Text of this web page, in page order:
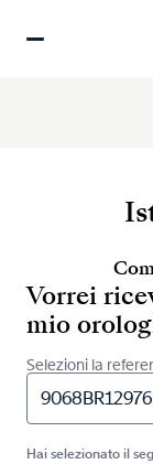
Vorrei
mio
Selezioni la
Hai selezionato il